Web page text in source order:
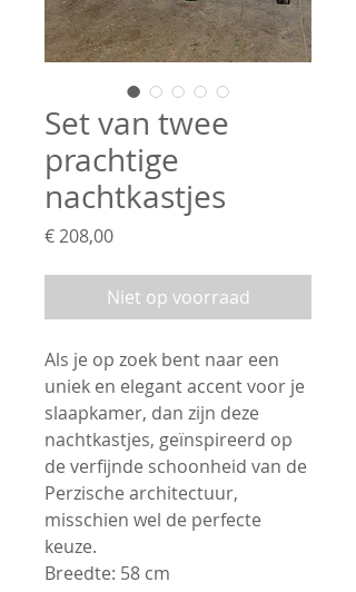
Set van twee
prachtige
nachtkastjes
€ 208,00Prijs
Niet op voorraad
Als je op zoek bent naar een
uniek en elegant accent voor je
slaapkamer, dan zijn deze
nachtkastjes, geïnspireerd op
de verfijnde schoonheid van de
Perzische architectuur,
misschien wel de perfecte
keuze.
Breedte: 58 cm